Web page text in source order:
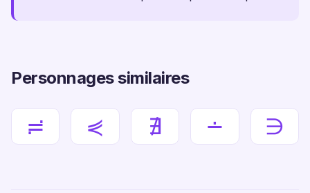
Personnages similaires
≓ ⋞ ∄ ∸ ∋